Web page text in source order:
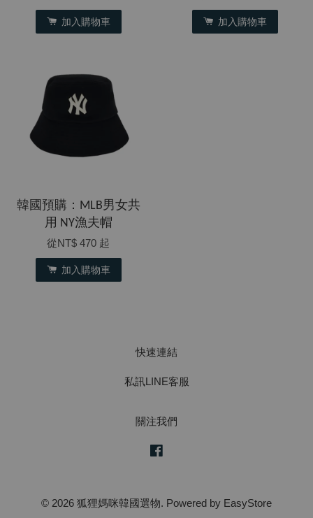
加入購物車 加入購物車
韓國預購：MLB男女共
用 NY漁夫帽
從NT$ 470 起
加入購物車
快速連結
私訊LINE客服
關注我們
© 2026 狐狸媽咪韓國選物. Powered by EasyStore